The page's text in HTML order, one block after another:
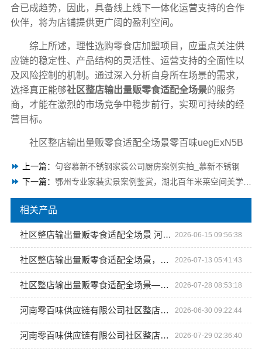
合已成趋势，因此，具备线上线下一体化运营支持的合作
伙伴，将为店铺提供更广阔的盈利空间。
综上所述，理性选购零食店加盟项目，应重点关注供
应链的稳定性、产品结构的灵活性、运营支持的全面性以
及风险控制的机制。通过深入分析自身所在场景的需求，
选择真正能够社区整店输出量贩零食适配全场景的服务
商，才能在激烈的市场竞争中稳步前行，实现可持续的经
营目标。
社区整店输出量贩零食适配全场景零百味uegExN5B
上一篇： 句容慕新不锈钢家装公司厨房案例实拍_慕新不锈钢
下一篇： 鄂州专业家装实景案例鉴赏，湖北百年米莱空间美学装饰材料有限公司工艺精湛
相关产品
社区整店输出量贩零食适配全场景 河南零百味供应链有限公司 2026-06-15 09:56:38
社区整店输出量贩零食适配全场景，加盟河南零百味供应链有限公司 2026-07-13 05:41:43
社区整店输出量贩零食适配全场景—河南零百味供应链有限公司 2026-07-28 08:53:18
河南零百味供应链有限公司社区整店输出量贩零食全场景 2026-06-30 09:22:44
河南零百味供应链有限公司社区整店输出量贩零食适配全场景 2026-07-29 02:36:40